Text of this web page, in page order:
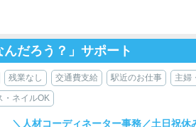
だろう？」サポート
残業なし 交通費支給 駅近のお仕事 主婦
・ネイルOK
＼人材コーディネーター事務／土日祝休